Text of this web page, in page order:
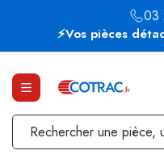
⚡Vos pièces
03